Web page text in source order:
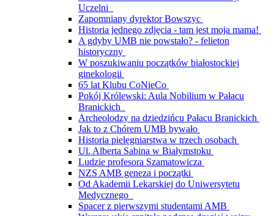
Uczelni
Zapomniany dyrektor Bowszyc
Historia jednego zdjęcia - tam jest moja mama!
A gdyby UMB nie powstało? - felieton
historyczny
W poszukiwaniu początków białostockiej
ginekologii
65 lat Klubu CoNieCo
Pokój Królewski: Aula Nobilium w Pałacu
Branickich
Archeolodzy na dziedzińcu Pałacu Branickich
Jak to z Chórem UMB bywało
Historia pielęgniarstwa w trzech osobach
Ul. Alberta Sabina w Białymstoku
Ludzie profesora Szamatowicza
NZS AMB geneza i początki
Od Akademii Lekarskiej do Uniwersytetu
Medycznego
Spacer z pierwszymi studentami AMB